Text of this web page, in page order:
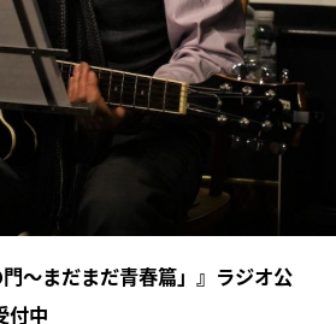
～まだまだ青春篇」』ラジオ公
付中